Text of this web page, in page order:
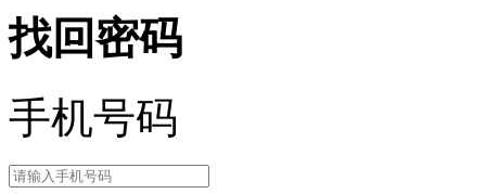
找回密码
手机号码